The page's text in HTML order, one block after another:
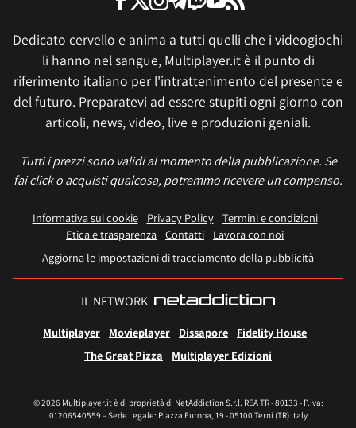
Dedicato cervello e anima a tutti quelli che i videogiochi
li hanno nel sangue, Multiplayer.it è il punto di
riferimento italiano per l'intrattenimento del presente e
del futuro. Preparatevi ad essere stupiti ogni giorno con
articoli, news, video, live e produzioni geniali.
Tutti i prezzi sono validi al momento della pubblicazione. Se
fai click o acquisti qualcosa, potremmo ricevere un compenso.
Informativa sui cookie Privacy Policy
Termini e condizioni
Etica e trasparenza Contatti
Lavora con noi
Aggiorna le impostazioni di tracciamento della pubblicità
IL NETWORK
Multiplayer Movieplayer Dissapore
Fidelity House
The Great Pizza
Multiplayer Edizioni
© 2026 Multiplayer.it è di proprietà di NetAddiction S.r.l. REA TR - 80133 - P.iva:
01206540559 – Sede Legale: Piazza Europa, 19 - 05100 Terni (TR) Italy